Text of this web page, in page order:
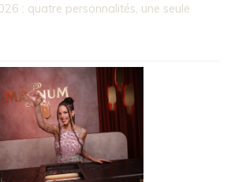
: quatre personnalités, une seule